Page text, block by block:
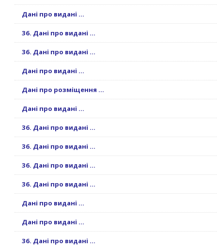
Дані про видані ...
36. Дані про видані ...
36. Дані про видані ...
Дані про видані ...
Дані про розміщення ...
Дані про видані ...
36. Дані про видані ...
36. Дані про видані ...
36. Дані про видані ...
36. Дані про видані ...
Дані про видані ...
Дані про видані ...
36. Дані про видані ...